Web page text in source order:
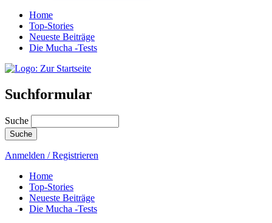
Home
Top-Stories
Neueste Beiträge
Die Mucha -Tests
Suchformular
Suche
Anmelden / Registrieren
Home
Top-Stories
Neueste Beiträge
Die Mucha -Tests